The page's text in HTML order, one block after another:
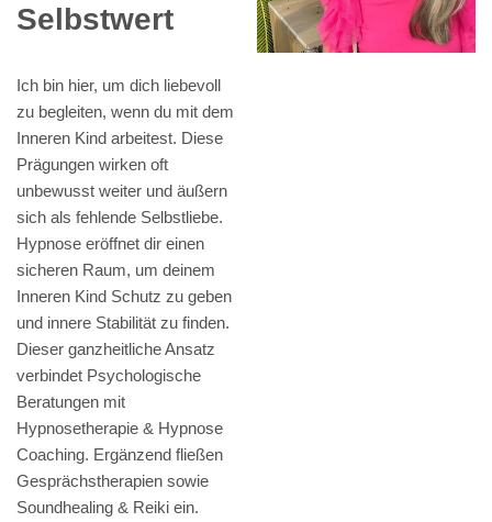
Selbstwert
Ich bin hier, um dich liebevoll
zu begleiten, wenn du mit dem
Inneren Kind arbeitest. Diese
Prägungen wirken oft
unbewusst weiter und äußern
sich als fehlende Selbstliebe.
Hypnose eröffnet dir einen
sicheren Raum, um deinem
Inneren Kind Schutz zu geben
und innere Stabilität zu finden.
Dieser ganzheitliche Ansatz
verbindet Psychologische
Beratungen mit
Hypnosetherapie & Hypnose
Coaching. Ergänzend fließen
Gesprächstherapien sowie
Soundhealing & Reiki ein.